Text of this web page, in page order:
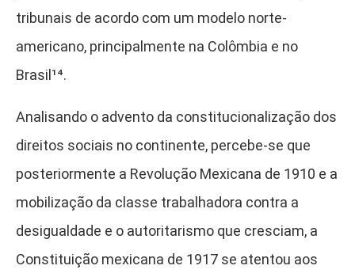
tribunais de acordo com um modelo norte-
americano, principalmente na Colômbia e no
Brasil¹⁴.
Analisando o advento da constitucionalização dos
direitos sociais no continente, percebe-se que
posteriormente a Revolução Mexicana de 1910 e a
mobilização da classe trabalhadora contra a
desigualdade e o autoritarismo que cresciam, a
Constituição mexicana de 1917 se atentou aos